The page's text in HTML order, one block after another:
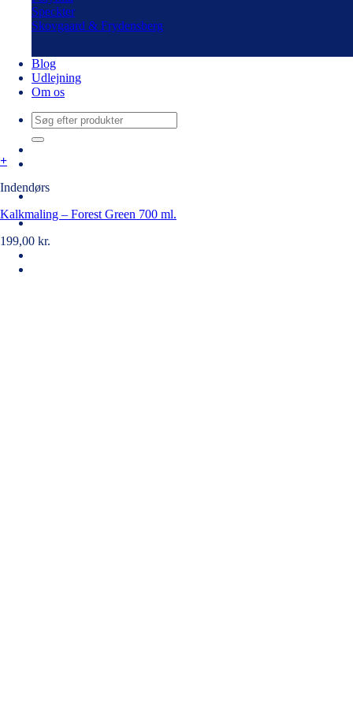
Speckter
Skovgaard & Frydensberg
Blog
Udlejning
Om os
Søg
efter:
+
Indendørs
Kalkmaling – Forest Green 700 ml.
199,00 kr.